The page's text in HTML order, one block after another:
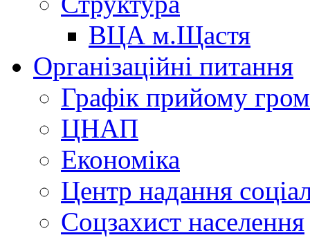
ВЦА м.Щастя
Організаційні питання
Графік прийому
ЦНАП
Економіка
Центр надання
Соцзахист населення